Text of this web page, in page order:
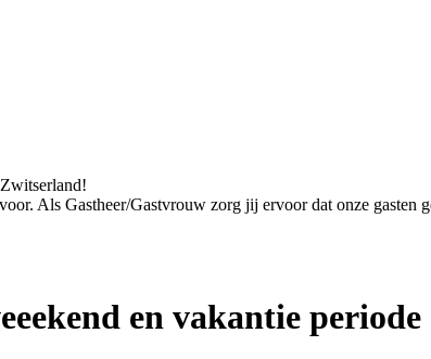
Als Gastheer/Gastvrouw zorg jij ervoor dat onze
en vakantie periode